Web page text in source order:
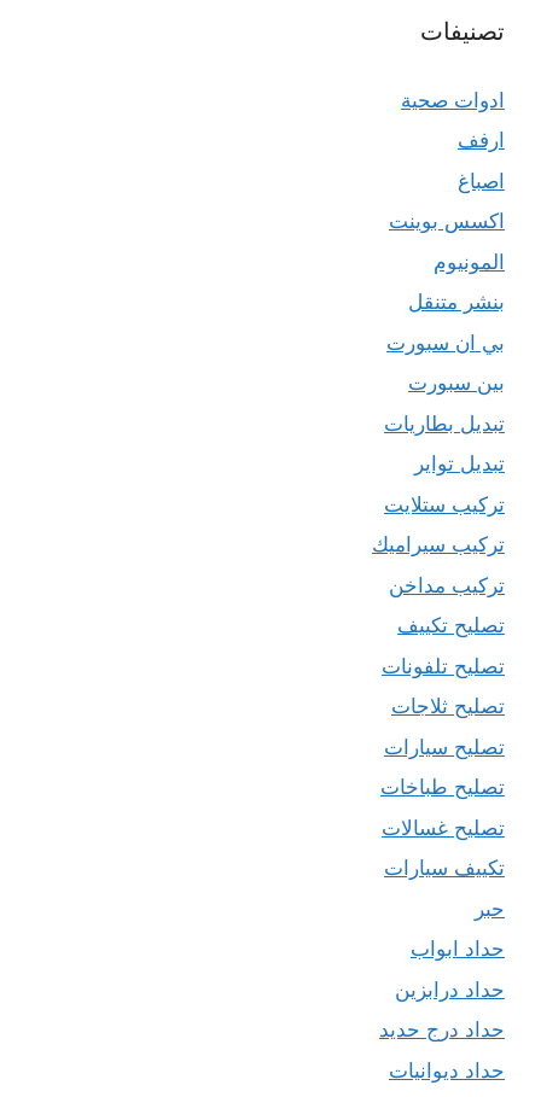
تصنيفات
ادوات صحية
ارفف
اصباغ
اكسس بوينت
المونيوم
بنشر متنقل
بي ان سبورت
بين سبورت
تبديل بطاريات
تبديل تواير
تركيب ستلايت
تركيب سيراميك
تركيب مداخن
تصليح تكييف
تصليح تلفونات
تصليح ثلاجات
تصليح سيارات
تصليح طباخات
تصليح غسالات
تكييف سيارات
حبر
حداد ابواب
حداد درابزين
حداد درج حديد
حداد ديوانيات